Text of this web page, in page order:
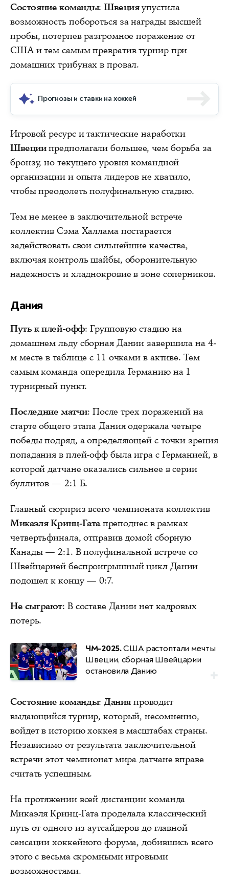
Состояние команды: Швецияупустила
возможность побороться за награды высшей
пробы, потерпев разгромное поражение от
США и тем самым превратив турнир при
домашних трибунах в провал.
Прогнозы и ставки на хоккей
Игровой ресурс и тактические наработки
Швециипредполагали большее, чем борьба за
бронзу, но текущего уровня командной
организации и опыта лидеров не хватило,
чтобы преодолеть полуфинальную стадию.
Тем не менее в заключительной встрече
коллектив Сэма Халлама постарается
задействовать свои сильнейшие качества,
включая контроль шайбы, оборонительную
надежность и хладнокровие в зоне соперников.
Дания
Путь к плей-офф: Групповую стадию на
домашнем льду сборная Дании завершила на 4-
м месте в таблице с 11 очками в активе. Тем
самым команда опередила Германию на 1
турнирный пункт.
Последние матчи: После трех поражений на
старте общего этапа Дания одержала четыре
победы подряд, а определяющей с точки зрения
попадания в плей-офф была игра с Германией, в
которой датчане оказались сильнее в серии
буллитов — 2:1 Б.
Главный сюрприз всего чемпионата коллектив
Микаэля Кринц-Гатапреподнес в рамках
четвертьфинала, отправив домой сборную
Канады — 2:1. В полуфинальной встрече со
Швейцарией беспроигрышный цикл Дании
подошел к концу — 0:7.
Не сыграют: В составе Дании нет кадровых
потерь.
ЧМ-2025.США растоптали мечты
Швеции, сборная Швейцарии
остановила Данию
Состояние команды: Данияпроводит
выдающийся турнир, который, несомненно,
войдет в историю хоккея в масштабах страны.
Независимо от результата заключительной
встречи этот чемпионат мира датчане вправе
считать успешным.
На протяжении всей дистанции команда
Микаэля Кринц-Гата проделала классический
путь от одного из аутсайдеров до главной
сенсации хоккейного форума, добившись всего
этого с весьма скромными игровыми
возможностями.